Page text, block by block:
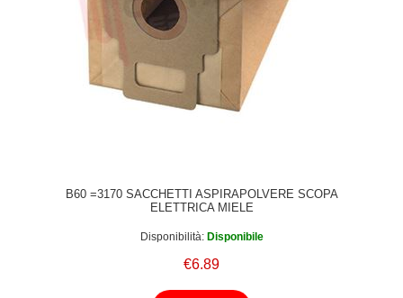
B60 =3170 SACCHETTI ASPIRAPOLVERE SCOPA
ELETTRICA MIELE
Disponibilità: Disponibile
€6.89